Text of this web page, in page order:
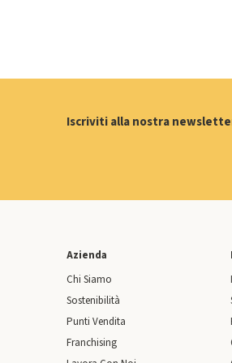
Iscriviti alla nostra
Azienda
Chi Siamo
Sostenibilità
Punti Vendita
Franchising